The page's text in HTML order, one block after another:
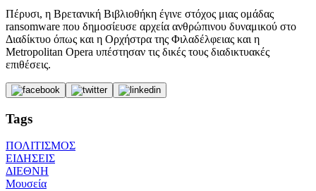
Πέρυσι, η Βρετανική Βιβλιοθήκη έγινε στόχος μιας ομάδας
ransomware που δημοσίευσε αρχεία ανθρώπινου δυναμικού στο
Διαδίκτυο όπως και η Ορχήστρα της Φιλαδέλφειας και η
Metropolitan Opera υπέστησαν τις δικές τους διαδικτυακές
επιθέσεις.
Tags
ΠΟΛΙΤΙΣΜΟΣ
ΕΙΔΗΣΕΙΣ
ΔΙΕΘΝΗ
Μουσεία